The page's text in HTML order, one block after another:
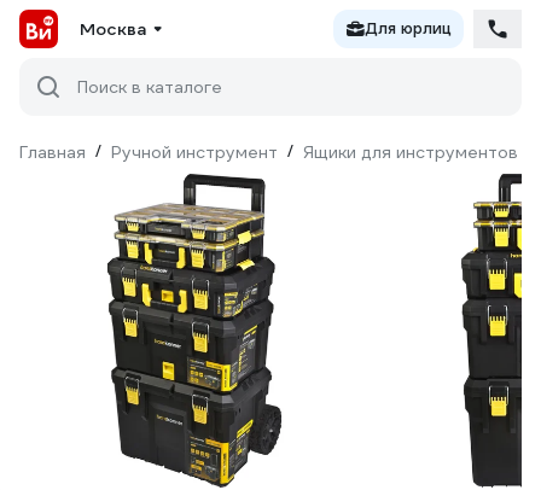
Москва Для юрлиц
Поиск в каталоге
Главная / Ручной инструмент / Ящики для инструментов